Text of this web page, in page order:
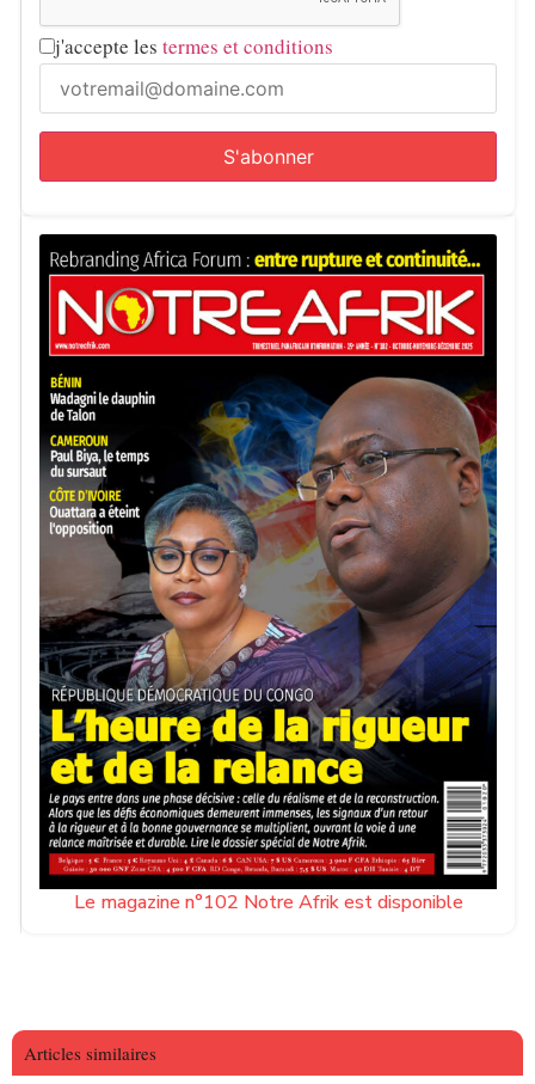
j'accepte les termes et conditions
Le magazine n°102 Notre Afrik est disponible
Articles similaires